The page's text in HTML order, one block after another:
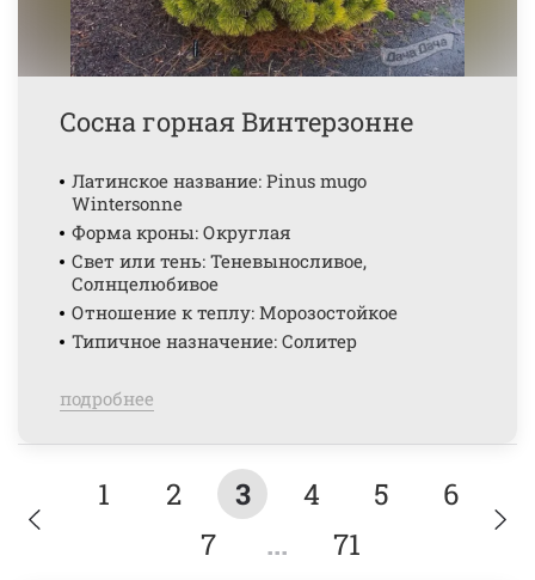
Сосна горная Винтерзонне
Латинское название: Pinus mugo
Wintersonne
Форма кроны: Округлая
Свет или тень: Теневыносливое,
Солнцелюбивое
Отношение к теплу: Морозостойкое
Типичное назначение: Солитер
подробнее
1 2 3 4 5
6
7
... 71